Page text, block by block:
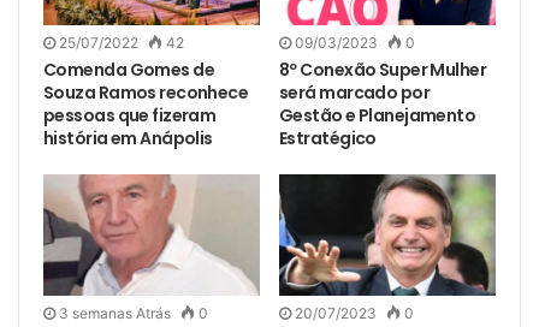
25/07/2022 42
Comenda Gomes de
Souza Ramos reconhece
pessoas que fizeram
história em Anápolis
09/03/2023 0
8º Conexão Super Mulher
será marcado por
Gestão e Planejamento
Estratégico
3 semanas Atrás 0 20/07/2023 0